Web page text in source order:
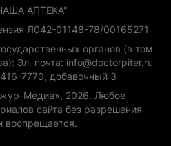
АПТЕКА"
Л042-01148-78/00165271
органов (в том
Эл. почта: info@doctorpiter.ru
7770, добавочный 3
Медиа», 2026. Любое
сайта без разрешения
воспрещается.